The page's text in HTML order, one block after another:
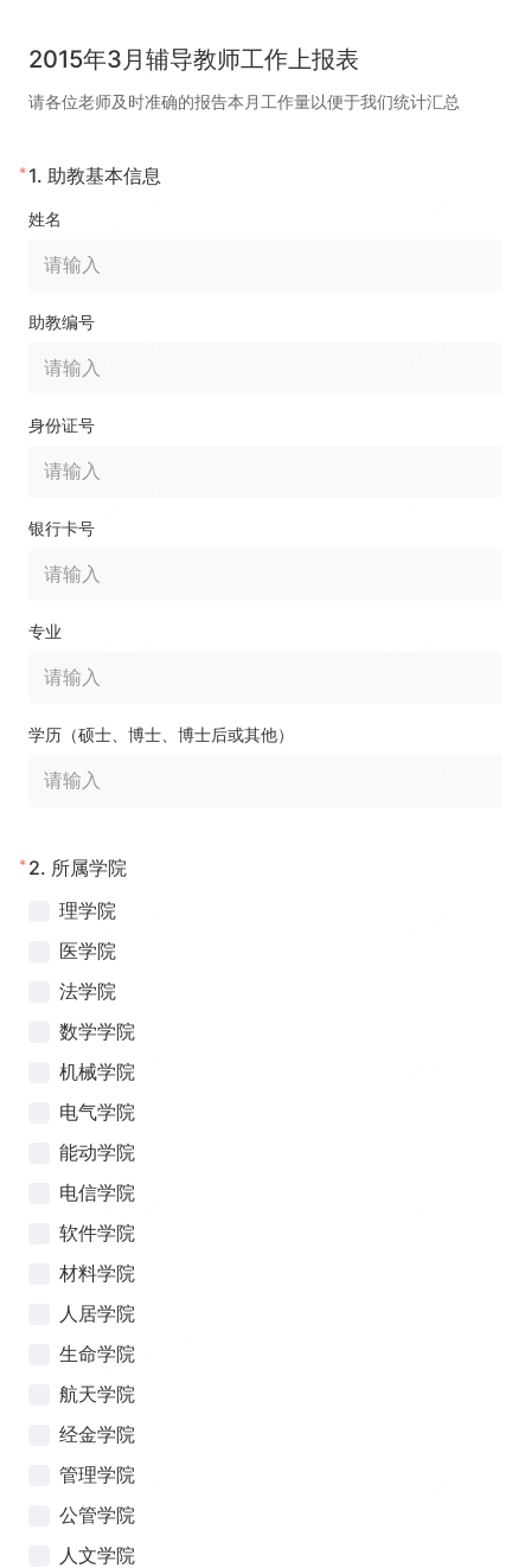
2015年3月辅导教师工作上报表
请各位老师及时准确的报告本月工作量以便于我们统计汇总
* 1. 助教基本信息
姓名
助教编号
身份证号
银行卡号
专业
学历（硕士、博士、博士后或其他）
* 2. 所属学院
理学院
医学院
法学院
数学学院
机械学院
电气学院
能动学院
电信学院
软件学院
材料学院
人居学院
生命学院
航天学院
经金学院
管理学院
公管学院
人文学院